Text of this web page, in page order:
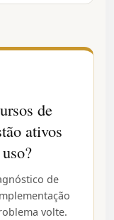
de
ativos
de
volte.